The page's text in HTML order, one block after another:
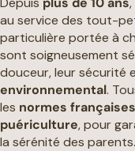
au service des tout-
particulière portée à
sont soigneusement
douceur, leur sécurité
environnemental.
les normes
puériculture, pour
la sérénité des parents.